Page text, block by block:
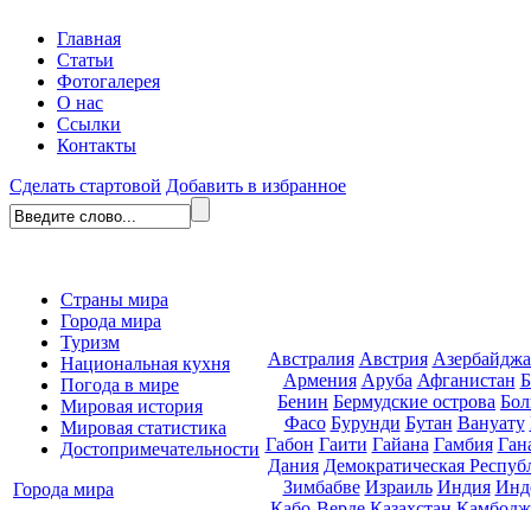
Главная
Статьи
Фотогалерея
О нас
Ссылки
Контакты
Сделать стартовой Добавить в избранное
Страны мира
Города мира
Туризм
Национальная кухня
Погода в мире
Мировая история
Мировая статистика
Достопримечательности
Города мира
Австралия Австрия
Армения Аруба Афганистан
Бенин Бермудские острова
Фасо Бурунди Бутан Вануату
Габон Гаити Гайана Гамбия
Дания Демократическая
Зимбабве Израиль Индия